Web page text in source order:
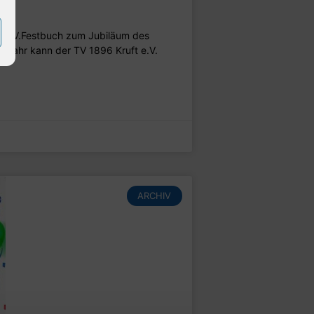
zum Jubiläum des
Jahr kann der TV 1896 Kruft e.V.
ARCHIV